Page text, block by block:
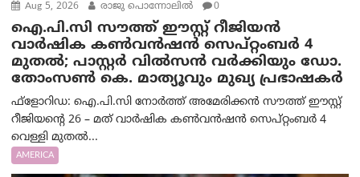
Aug 5, 2026 രാജു പൊന്നോലിൽ 0
ഐ.പി.സി സൗത്ത് ഈസ്റ്റ് റീജിയൻ
വാർഷിക കൺവൻഷൻ സെപ്റ്റംബർ 4
മുതൽ; പാസ്റ്റർ വിൽസൻ വർക്കിയും ഡോ.
തോംസൺ കെ. മാത്യൂവും മുഖ്യ പ്രഭാഷകർ
ഫ്ളോറിഡ: ഐ.പി.സി നോർത്ത് അമേരിക്കൻ സൗത്ത് ഈസ്റ്റ്
റീജിയന്റെ 26 – മത് വാർഷിക കൺവൻഷൻ സെപ്റ്റംബർ 4
വെള്ളി മുതൽ...
AMERICA